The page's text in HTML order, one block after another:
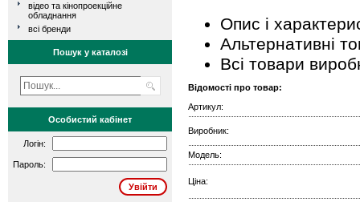
відео та кінопроекційне
обладнання
всі бренди
Пошук у каталозі
Особистий кабінет
Логін:
Пароль:
Опис і
Альтернативні
Всі товари
Відомості про товар:
Артикул:
Виробник:
Модель:
Ціна: